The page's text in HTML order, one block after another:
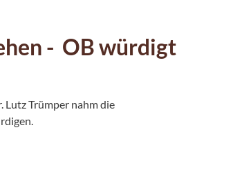
- OB würdigt
Lutz Trümper nahm die